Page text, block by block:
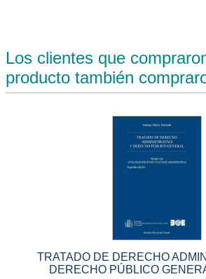
Los clientes que
producto también
TRATADO DE DERECHO
DERECHO PÚBLICO